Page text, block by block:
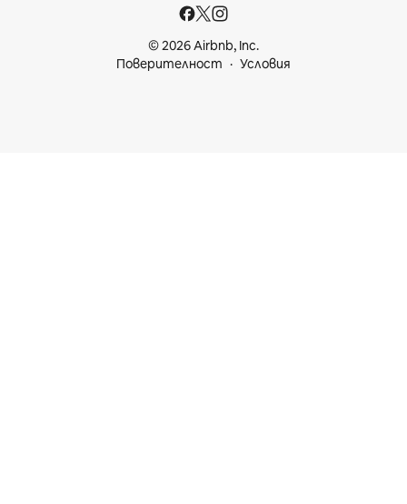
© 2026 Airbnb, Inc.
Поверителност
Условия